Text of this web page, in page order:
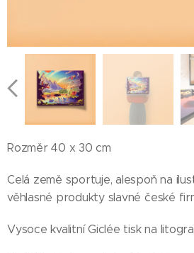
Rozměr 40 x 30 cm
Celá země sportuje, alespoň na
věhlasné produkty slavné české
Vysoce kvalitní Giclée tisk na